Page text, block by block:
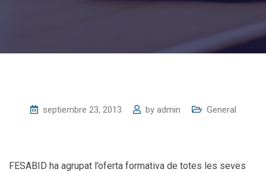
septiembre 23, 2013 by admin General
FESABID ha agrupat l’oferta formativa de totes les seves